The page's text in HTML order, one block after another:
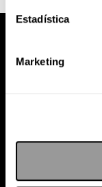
Estadística
Marketing
PODCAST